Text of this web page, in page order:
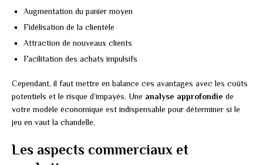
Augmentation du panier moyen
Fidélisation de la clientèle
Attraction de nouveaux clients
Facilitation des achats impulsifs
Cependant, il faut mettre en balance ces avantages avec les coûts
potentiels et le risque d’impayés. Une analyse approfondie de
votre modèle économique est indispensable pour déterminer si le
jeu en vaut la chandelle.
Les aspects commerciaux et